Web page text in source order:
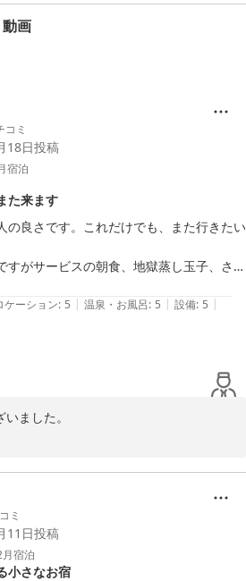
画
コミ
18日投稿
宿泊
た来ます
の良さです。これだけでも、また行きたい
すがサービスの朝食、地獄蒸し玉子、さつ
何度も入りたくなります。
と思っていましたが、とてもモダンな感
お願い致します。
ケーション: 5 | 温泉・お風呂: 5 | 設備: 5 |
ました。
に余る光栄です。
おります。
・健康 小宿 －ＹＡＭＡＤＡＹＡ－
ミ
11日投稿
宿泊
小さなお宿